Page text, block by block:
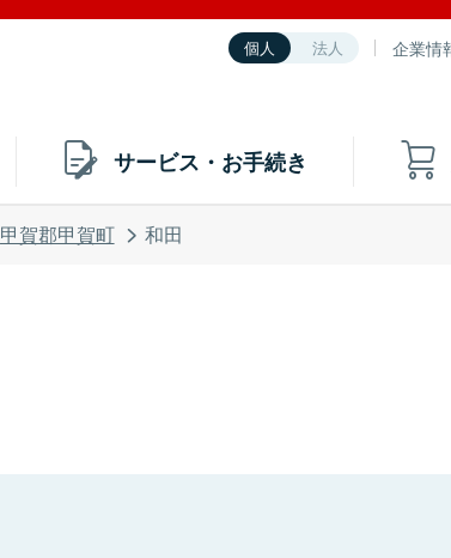
個人 法人 企業情
サービス・お手続き
甲賀郡甲賀町 和田